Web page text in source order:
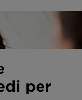
per